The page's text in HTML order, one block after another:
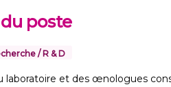
poste
/ R & D
laboratoire et des œnologues